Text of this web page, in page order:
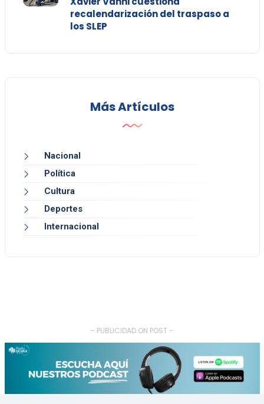
recalendarización del traspaso a
los SLEP
Más Artículos
Nacional
Política
Cultura
Deportes
Internacional
- PUBLICIDAD ON POST -